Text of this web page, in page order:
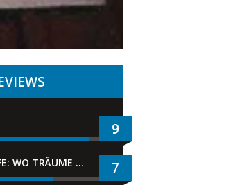
9
TOMODACHI LIFE: WO TRÄUME WAHR WERDEN 7